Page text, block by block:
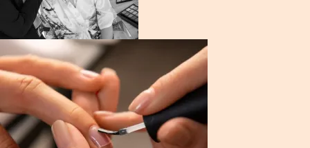
PRISE RDV
CONTACT